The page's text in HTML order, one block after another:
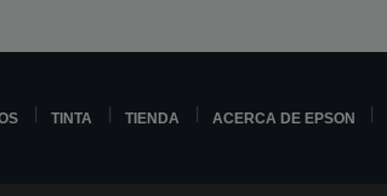
TINTA TIENDA ACERCA DE EPSON